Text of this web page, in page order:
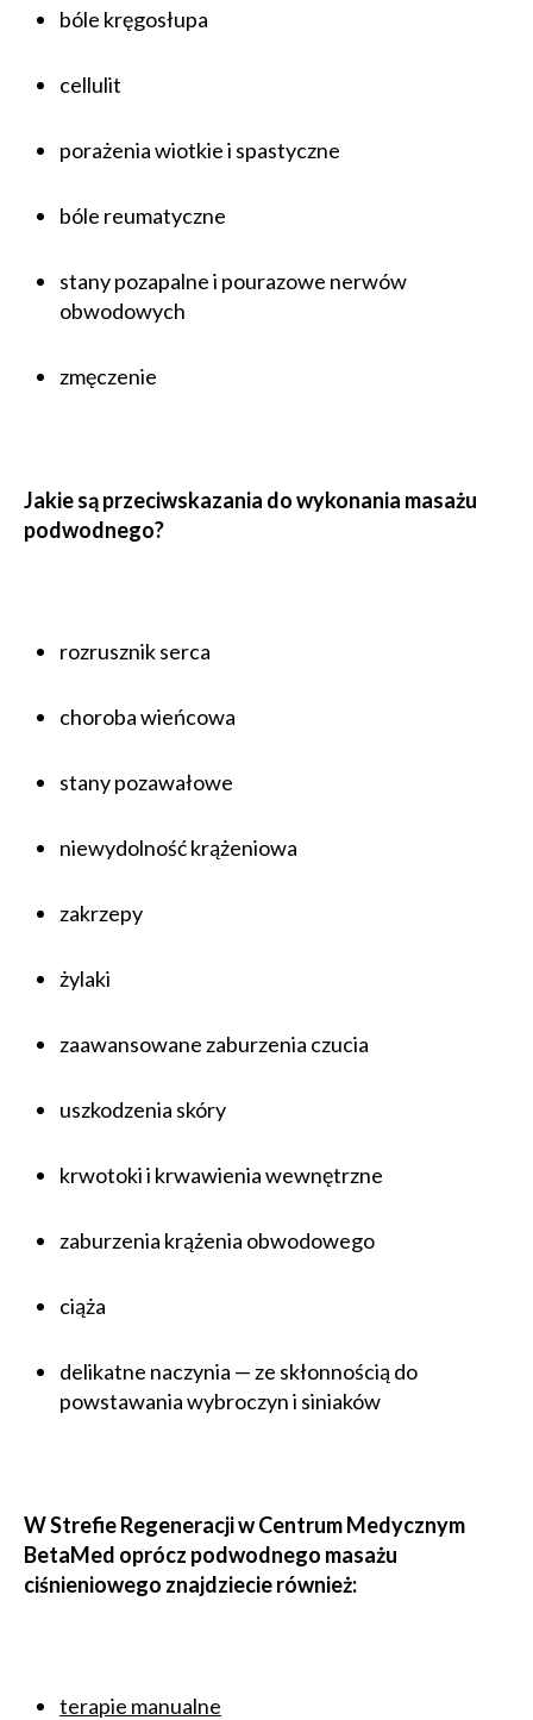
bóle kręgosłupa
cellulit
porażenia wiotkie i spastyczne
bóle reumatyczne
stany pozapalne i pourazowe nerwów
obwodowych
zmęczenie
Jakie są przeciwskazania do wykonania masażu
podwodnego?
rozrusznik serca
choroba wieńcowa
stany pozawałowe
niewydolność krążeniowa
zakrzepy
żylaki
zaawansowane zaburzenia czucia
uszkodzenia skóry
krwotoki i krwawienia wewnętrzne
zaburzenia krążenia obwodowego
ciąża
delikatne naczynia — ze skłonnością do
powstawania wybroczyn i siniaków
W Strefie Regeneracji w Centrum Medycznym
BetaMed oprócz podwodnego masażu
ciśnieniowego znajdziecie również:
terapie manualne